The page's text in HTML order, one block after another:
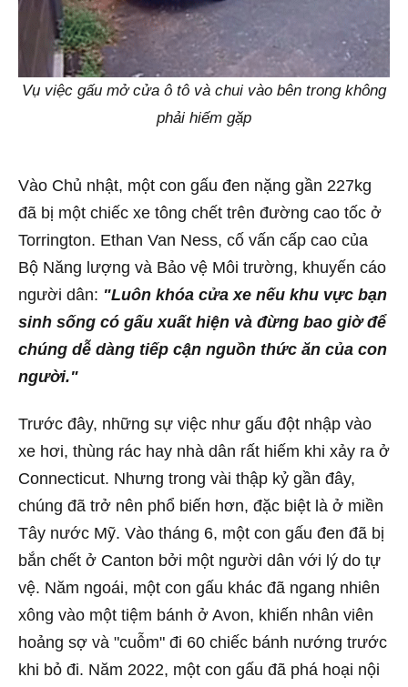
Vụ việc gấu mở cửa ô tô và chui vào bên trong không
phải hiếm gặp
Vào Chủ nhật, một con gấu đen nặng gần 227kg
đã bị một chiếc xe tông chết trên đường cao tốc ở
Torrington. Ethan Van Ness, cố vấn cấp cao của
Bộ Năng lượng và Bảo vệ Môi trường, khuyến cáo
người dân: "Luôn khóa cửa xe nếu khu vực bạn
sinh sống có gấu xuất hiện và đừng bao giờ để
chúng dễ dàng tiếp cận nguồn thức ăn của con
người."
Trước đây, những sự việc như gấu đột nhập vào
xe hơi, thùng rác hay nhà dân rất hiếm khi xảy ra ở
Connecticut. Nhưng trong vài thập kỷ gần đây,
chúng đã trở nên phổ biến hơn, đặc biệt là ở miền
Tây nước Mỹ. Vào tháng 6, một con gấu đen đã bị
bắn chết ở Canton bởi một người dân với lý do tự
vệ. Năm ngoái, một con gấu khác đã ngang nhiên
xông vào một tiệm bánh ở Avon, khiến nhân viên
hoảng sợ và "cuỗm" đi 60 chiếc bánh nướng trước
khi bỏ đi. Năm 2022, một con gấu đã phá hoại nội